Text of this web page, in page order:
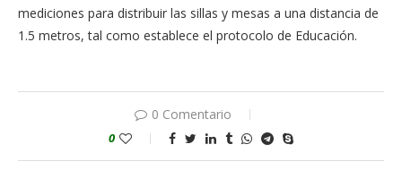
mediciones para distribuir las sillas y mesas a una distancia de
1.5 metros, tal como establece el protocolo de Educación.
0 Comentario
0